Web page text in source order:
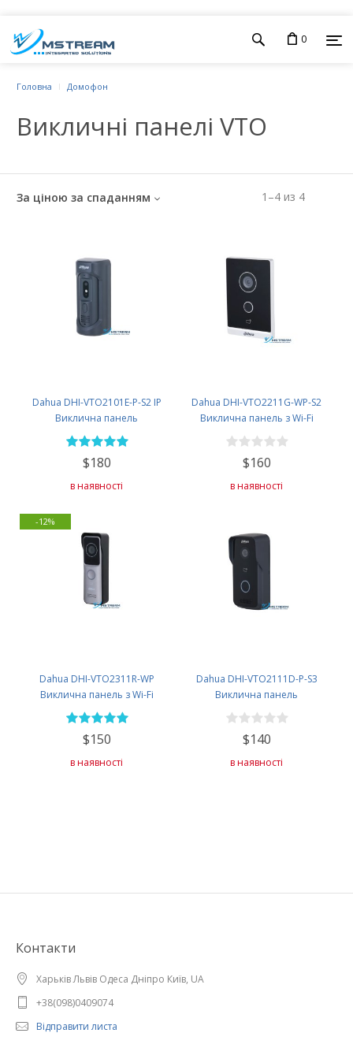
0
Головна Домофон
Викличні панелі VTO
1 –4 из 4
За ціною за спаданням
Dahua DHI-VTO2101E-P-S2 IP
Виклична панель
$180
в наявності
Dahua DHI-VTO2211G-WP-S2
Виклична панель з Wi-Fi
$160
в наявності
Dahua DHI-VTO2311R-WP
Виклична панель з Wi-Fi
$150
в наявності
-12%
Dahua DHI-VTO2111D-P-S3
Виклична панель
$140
в наявності
Контакти
Харьків Львів Одеса Дніпро Київ, UA
+38(098)0409074
Відправити листа